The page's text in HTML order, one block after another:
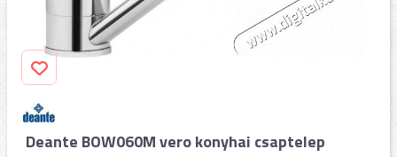
Deante BOW060M vero konyhai csaptelep